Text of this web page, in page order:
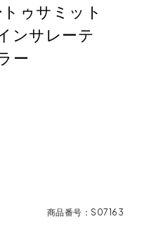
ゥサミット
ンサレーテ
ー
商品番号 S07163